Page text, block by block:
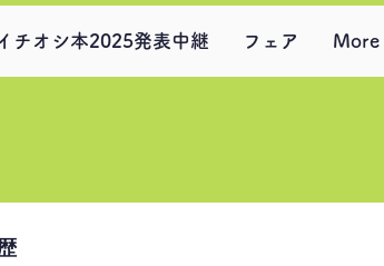
チオシ本2025発表中継 フェア More